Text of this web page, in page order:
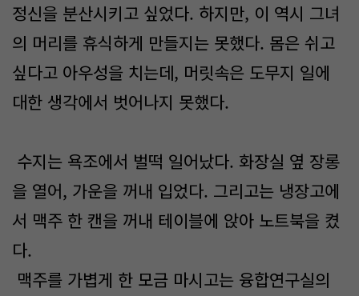
정신을 분산시키고 싶었다. 하지만, 이 역시 그녀
의 머리를 휴식하게 만들지는 못했다. 몸은 쉬고
싶다고 아우성을 치는데, 머릿속은 도무지 일에
대한 생각에서 벗어나지 못했다.
수지는 욕조에서 벌떡 일어났다. 화장실 옆 장롱
을 열어, 가운을 꺼내 입었다. 그리고는 냉장고에
서 맥주 한 캔을 꺼내 테이블에 앉아 노트북을 켰
다.
맥주를 가볍게 한 모금 마시고는 융합연구실의